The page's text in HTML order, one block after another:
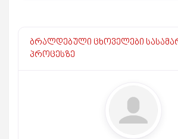
ბრალდებული ცხოველები
პროცესზე